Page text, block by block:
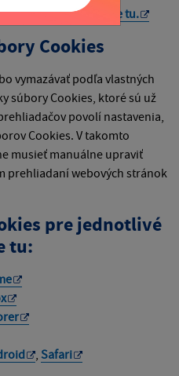
Cookies nájdetetu.
Cookies
vymazávať podľa vlastných
súbory Cookies, ktoré sú už
povolí nastavenia,
Cookies. V takomto
musieť manuálne upraviť
prehliadaní webových stránok
pre jednotlivé
tu:
Safari